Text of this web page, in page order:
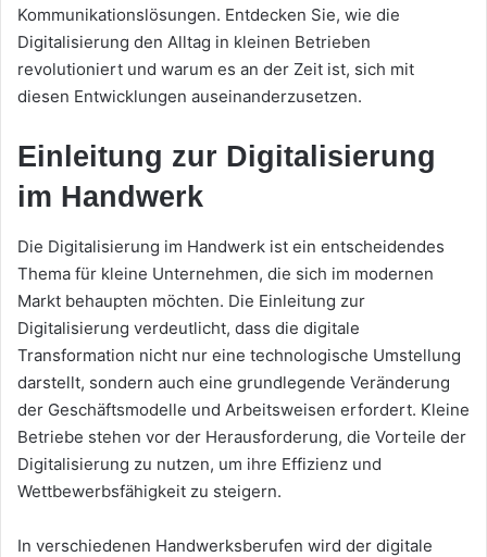
Kommunikationslösungen. Entdecken Sie, wie die
Digitalisierung den Alltag in kleinen Betrieben
revolutioniert und warum es an der Zeit ist, sich mit
diesen Entwicklungen auseinanderzusetzen.
Einleitung zur Digitalisierung
im Handwerk
Die Digitalisierung im Handwerk ist ein entscheidendes
Thema für kleine Unternehmen, die sich im modernen
Markt behaupten möchten. Die Einleitung zur
Digitalisierung verdeutlicht, dass die digitale
Transformation nicht nur eine technologische Umstellung
darstellt, sondern auch eine grundlegende Veränderung
der Geschäftsmodelle und Arbeitsweisen erfordert. Kleine
Betriebe stehen vor der Herausforderung, die Vorteile der
Digitalisierung zu nutzen, um ihre Effizienz und
Wettbewerbsfähigkeit zu steigern.
In verschiedenen Handwerksberufen wird der digitale